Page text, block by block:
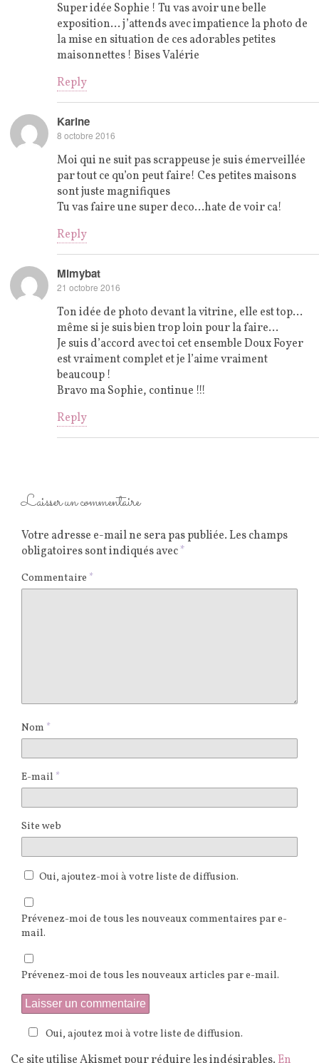
Super idée Sophie ! Tu vas avoir une belle
exposition… j’attends avec impatience la photo de
la mise en situation de ces adorables petites
maisonnettes ! Bises Valérie
Reply
Karine
8 octobre 2016
Moi qui ne suit pas scrappeuse je suis émerveillée
par tout ce qu’on peut faire! Ces petites maisons
sont juste magnifiques
Tu vas faire une super deco…hate de voir ca!
Reply
Mimybat
21 octobre 2016
Ton idée de photo devant la vitrine, elle est top…
même si je suis bien trop loin pour la faire…
Je suis d’accord avec toi cet ensemble Doux Foyer
est vraiment complet et je l’aime vraiment
beaucoup !
Bravo ma Sophie, continue !!!
Reply
Laisser un commentaire
Votre adresse e-mail ne sera pas publiée.Les champs
obligatoires sont indiqués avec*
Commentaire *
Nom *
E-mail *
Site web
Oui, ajoutez-moi à votre liste de diffusion.
Prévenez-moi de tous les nouveaux commentaires par e-
mail.
Prévenez-moi de tous les nouveaux articles par e-mail.
Oui, ajoutez moi à votre liste de diffusion.